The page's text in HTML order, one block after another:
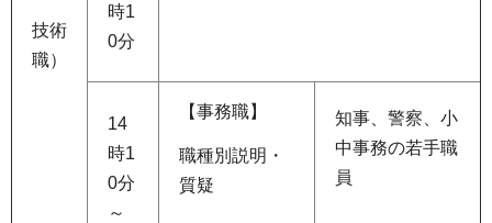
技術
職）
時1
0分
14
時1
0分
～
【事務職】
職種別説明・
質疑
知事、警察、小
中事務の若手職
員